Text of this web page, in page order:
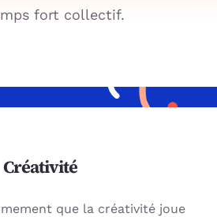
fort collectif.
Créativité
que la créativité joue